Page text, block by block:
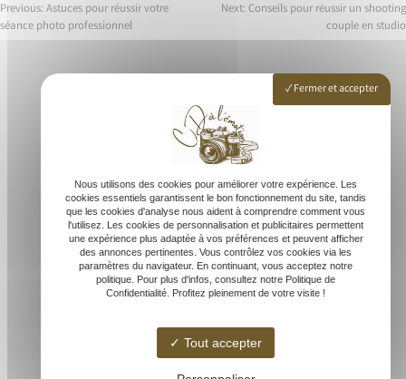
Navigation
Previous: Astuces pour réussir votre
séance photo professionnel
Next: Conseils pour réussir un shooting
couple en studio
Accueil
Studio photo
Photographe mariage
Shooting extérieur
Grossesse & naissance
Galerie photo
Contact
Fermer et accepter
Nous utilisons des cookies pour améliorer votre expérience. Les
cookies essentiels garantissent le bon fonctionnement du site, tandis
que les cookies d'analyse nous aident à comprendre comment vous
l'utilisez. Les cookies de personnalisation et publicitaires permettent
une expérience plus adaptée à vos préférences et peuvent afficher
des annonces pertinentes. Vous contrôlez vos cookies via les
paramètres du navigateur. En continuant, vous acceptez notre
politique. Pour plus d'infos, consultez notre Politique de
Confidentialité. Profitez pleinement de votre visite !
Tout accepter